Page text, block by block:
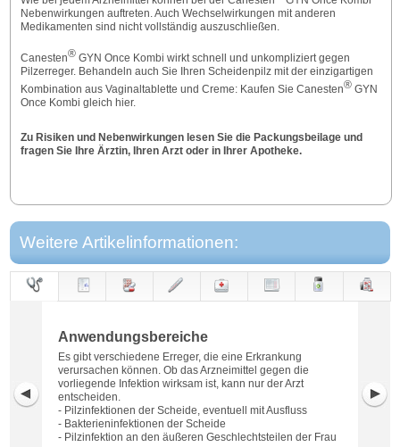
Nebenwirkungen auftreten. Auch Wechselwirkungen mit anderen
Medikamenten sind nicht vollständig auszuschließen.
Canesten®GYN Once Kombi wirkt schnell und unkompliziert gegen
Pilzerreger. Behandeln auch Sie Ihren Scheidenpilz mit der einzigartigen
Kombination aus Vaginaltablette und Creme: Kaufen Sie Canesten®GYN
Once Kombi gleich hier.
Zu Risiken und Nebenwirkungen lesen Sie die Packungsbeilage und
fragen Sie Ihre Ärztin, Ihren Arzt oder in Ihrer Apotheke.
Weitere Artikelinformationen:
Anwendungsbereiche
Es gibt verschiedene Erreger, die eine Erkrankung
verursachen können. Ob das Arzneimittel gegen die
vorliegende Infektion wirksam ist, kann nur der Arzt
entscheiden.
- Pilzinfektionen der Scheide, eventuell mit Ausfluss
- Bakterieninfektionen der Scheide
- Pilzinfektion an den äußeren Geschlechtsteilen der Frau